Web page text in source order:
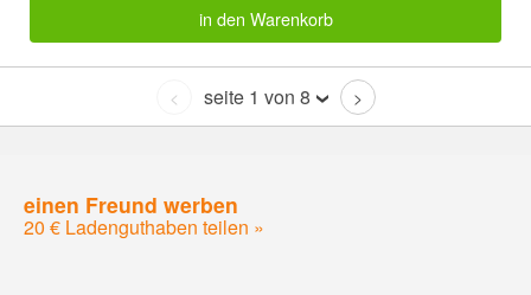
in den Warenkorb
< seite 1 von 8 >
einen Freund werben
20 € Ladenguthaben teilen »